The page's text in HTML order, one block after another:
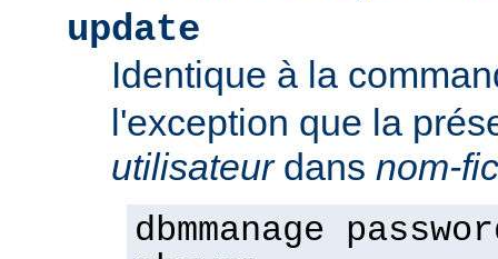
update
Identique à la
l'exception que la
utilisateurdans nom-
dbmmanage